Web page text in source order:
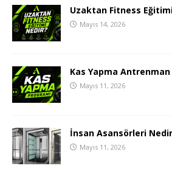
Uzaktan Fitness
Mayıs 14, 2026
Kas Yapma Antrenman
Mayıs 11, 2026
İnsan Asansörleri
Mayıs 11, 2026